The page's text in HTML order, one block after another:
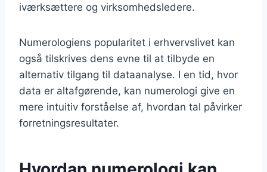
iværksættere og virksomhedsledere.
Numerologiens popularitet i erhvervslivet kan
også tilskrives dens evne til at tilbyde en
alternativ tilgang til dataanalyse. I en tid, hvor
data er altafgørende, kan numerologi give en
mere intuitiv forståelse af, hvordan tal påvirker
forretningsresultater.